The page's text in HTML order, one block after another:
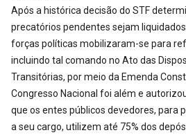
Após a histórica decisão do STF
precatórios pendentes sejam
forças políticas mobilizaram-se para
incluindo tal comando no Ato das
Transitórias, por meio da Emenda
Congresso Nacional foi além e
que os entes públicos devedores, para
a seu cargo, utilizem até 75% dos